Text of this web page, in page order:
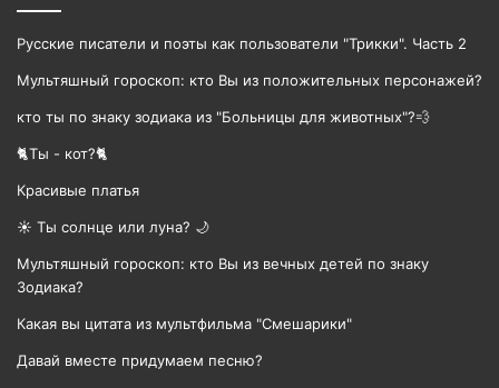
Русские писатели и поэты как пользователи "Трикки". Часть 2
Мультяшный гороскоп: кто Вы из положительных персонажей?
кто ты по знаку зодиака из "Больницы для животных"?💨
🐈Ты - кот?🐈
Красивые платья
☀️ Ты солнце или луна? 🌙
Мультяшный гороскоп: кто Вы из вечных детей по знаку
Зодиака?
Какая вы цитата из мультфильма "Смешарики"
Давай вместе придумаем песню?